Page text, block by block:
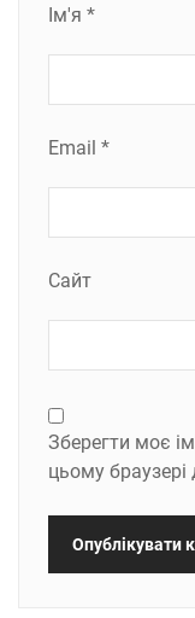
Ім'я *
Email *
Сайт
Зберегти моє
цьому